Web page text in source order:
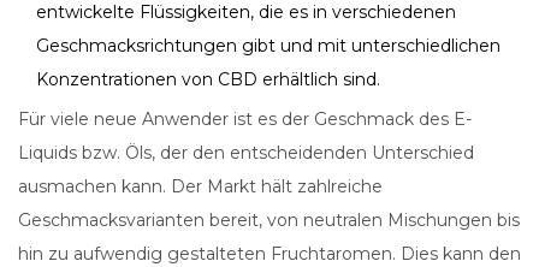
entwickelte Flüssigkeiten, die es in verschiedenen
Geschmacksrichtungen gibt und mit unterschiedlichen
Konzentrationen von CBD erhältlich sind.
Für viele neue Anwender ist es der Geschmack des E-
Liquids bzw. Öls, der den entscheidenden Unterschied
ausmachen kann. Der Markt hält zahlreiche
Geschmacksvarianten bereit, von neutralen Mischungen bis
hin zu aufwendig gestalteten Fruchtaromen. Dies kann den